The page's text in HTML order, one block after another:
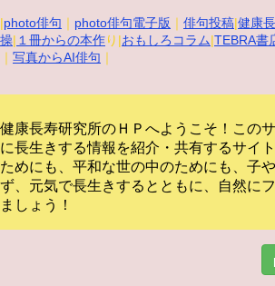
|photo俳句 ｜ photo俳句電子版 ｜ 俳句投稿|健康
操| １冊からの本作り|おもしろコラム|TEBRA書
｜ 写真からAI俳句 ｜
健康長寿研究所のＨＰへようこそ！この
に長生きする情報を紹介・共有するサイト
ためにも、平和な世の中のためにも、子
ず、元気で長生きするとともに、自然に
ましょう！